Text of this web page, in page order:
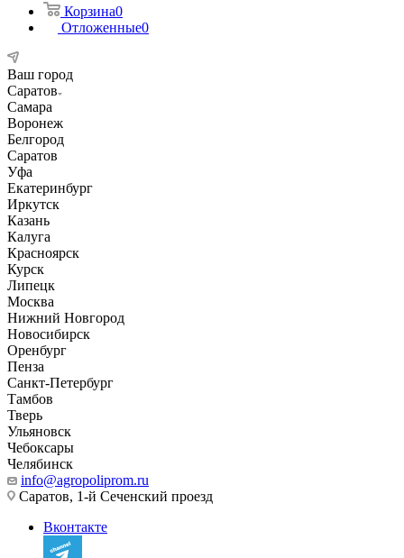
Корзина0
Отложенные0
Ваш город
Саратов
Самара
Воронеж
Белгород
Саратов
Уфа
Екатеринбург
Иркутск
Казань
Калуга
Красноярск
Курск
Липецк
Москва
Нижний Новгород
Новосибирск
Оренбург
Пенза
Санкт-Петербург
Тамбов
Тверь
Ульяновск
Чебоксары
Челябинск
info@agropoliprom.ru
Саратов, 1-й Сеченский проезд
Вконтакте